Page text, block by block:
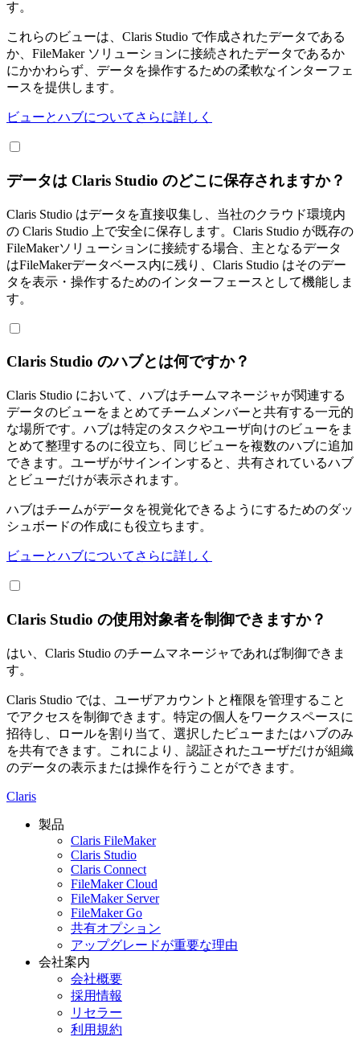
す。
これらのビューは、Claris Studio で作成されたデータである
か、FileMaker ソリューションに接続されたデータであるか
にかかわらず、データを操作するための柔軟なインターフェ
ースを提供します。
ビューとハブについてさらに詳しく
データは Claris Studio のどこに保存されますか？
Claris Studio はデータを直接収集し、当社のクラウド環境内
の Claris Studio 上で安全に保存します。Claris Studio が既存の
FileMakerソリューションに接続する場合、主となるデータ
はFileMakerデータベース内に残り、Claris Studio はそのデー
タを表示・操作するためのインターフェースとして機能しま
す。
Claris Studio のハブとは何ですか？
Claris Studio において、ハブはチームマネージャが関連する
データのビューをまとめてチームメンバーと共有する一元的
な場所です。ハブは特定のタスクやユーザ向けのビューをま
とめて整理するのに役立ち、同じビューを複数のハブに追加
できます。ユーザがサインインすると、共有されているハブ
とビューだけが表示されます。
ハブはチームがデータを視覚化できるようにするためのダッ
シュボードの作成にも役立ちます。
ビューとハブについてさらに詳しく
Claris Studio の使用対象者を制御できますか？
はい、Claris Studio のチームマネージャであれば制御できま
す。
Claris Studio では、ユーザアカウントと権限を管理すること
でアクセスを制御できます。特定の個人をワークスペースに
招待し、ロールを割り当て、選択したビューまたはハブのみ
を共有できます。これにより、認証されたユーザだけが組織
のデータの表示または操作を行うことができます。
Claris
製品
Claris FileMaker
Claris Studio
Claris Connect
FileMaker Cloud
FileMaker Server
FileMaker Go
共有オプション
アップグレードが重要な理由
会社案内
会社概要
採用情報
リセラー
利用規約